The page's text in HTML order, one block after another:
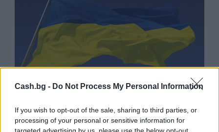
Cash.bg - Do Not Process My Personal Information
If you wish to opt-out of the sale, sharing to third parties, or
processing of your personal or sensitive information for
targeted advertising by us, please use the below opt-out
Украйна е получила близо 200 млрд.